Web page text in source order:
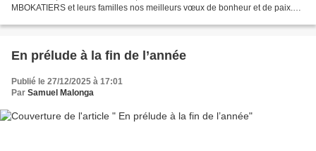
MBOKATIERS et leurs familles nos meilleurs vœux de bonheur et de paix.
En prélude à la fin de l’année
Publié le 27/12/2025 à 17:01
Par Samuel Malonga